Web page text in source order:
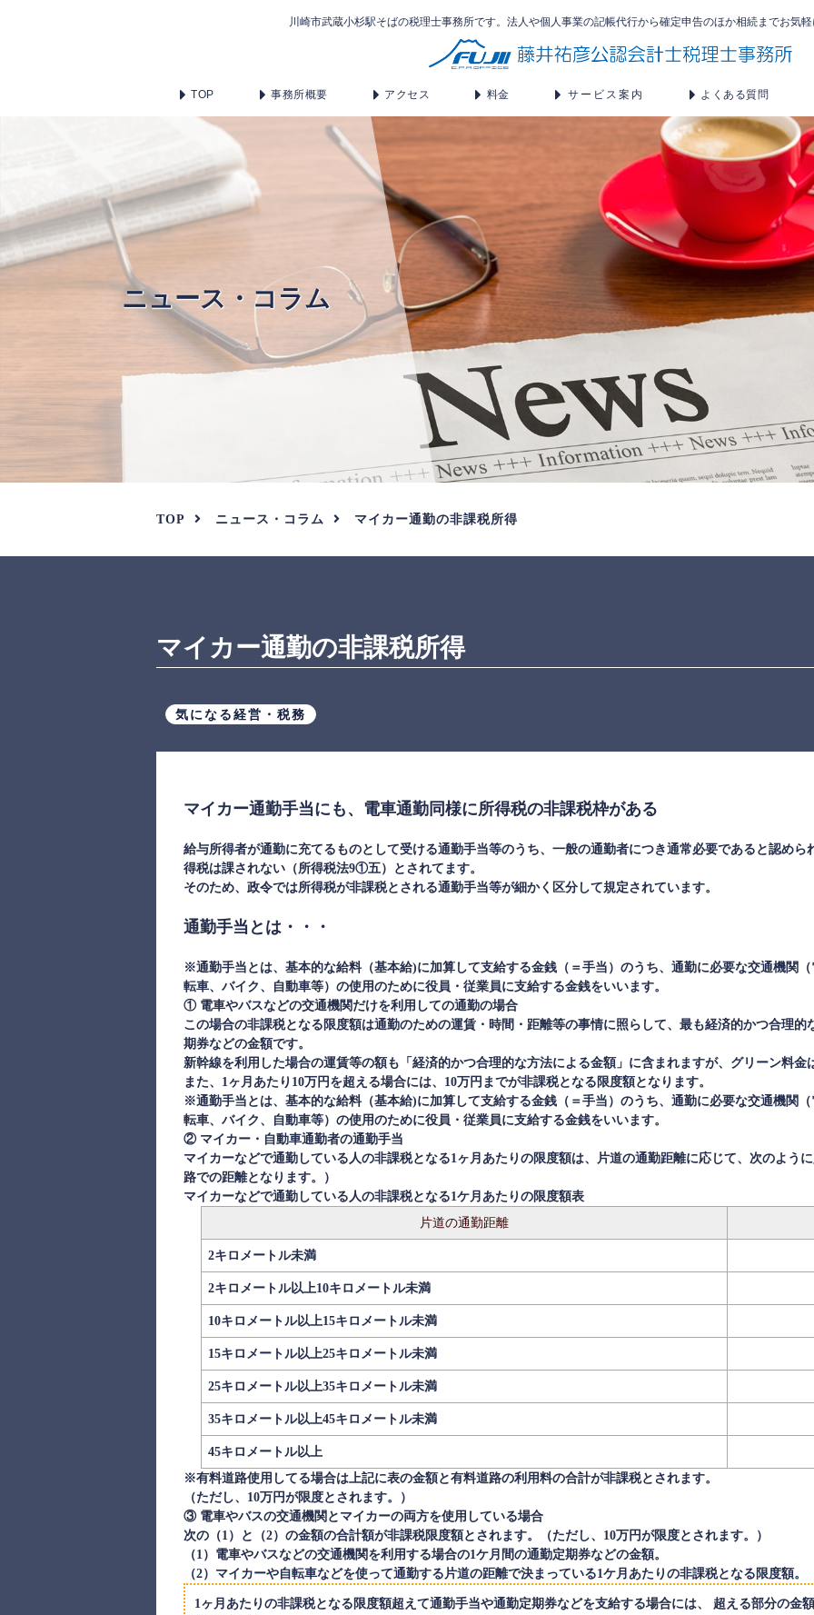
川崎市武蔵小杉駅そばの税理士事務所です。法人や個人事業の記帳代行から確定申告のほか相続までお気
TOP 事務所概要 アクセス 料金 サービス案内 よくある質問
ニュース・コラム
TOP ニュース・コラム マイカー通勤の非課税所得
マイカー通勤の非課税所得
気になる経営・税務
マイカー通勤手当にも、電車通勤同様に所得税の非課税枠がある
給与所得者が通勤に充てるものとして受ける通勤手当等のうち、一般の通勤者につき通常必要であると認め
得税は課されない（所得税法9①五）とされてます。
そのため、政令では所得税が非課税とされる通勤手当等が細かく区分して規定されています。
通勤手当とは・・・
※通勤手当とは、基本的な給料（基本給)に加算して支給する金銭（＝手当）のうち、通勤に必要な交通機関
転車、バイク、自動車等）の使用のために役員・従業員に支給する金銭をいいます。
① 電車やバスなどの交通機関だけを利用しての通勤の場合
この場合の非課税となる限度額は通勤のための運賃・時間・距離等の事情に照らして、最も経済的かつ合理
期券などの金額です。
新幹線を利用した場合の運賃等の額も「経済的かつ合理的な方法による金額」に含まれますが、グリーン料金
また、1ヶ月あたり10万円を超える場合には、10万円までが非課税となる限度額となります。
※通勤手当とは、基本的な給料（基本給)に加算して支給する金銭（＝手当）のうち、通勤に必要な交通機関
転車、バイク、自動車等）の使用のために役員・従業員に支給する金銭をいいます。
② マイカー・自動車通勤者の通勤手当
マイカーなどで通勤している人の非課税となる1ヶ月あたりの限度額は、片道の通勤距離に応じて、次のよう
路での距離となります。）
マイカーなどで通勤している人の非課税となる1ケ月あたりの限度額表
片道の通勤距離
2キロメートル未満
2キロメートル以上10キロメートル未満
10キロメートル以上15キロメートル未満
15キロメートル以上25キロメートル未満
25キロメートル以上35キロメートル未満
35キロメートル以上45キロメートル未満
45キロメートル以上
※有料道路使用してる場合は上記に表の金額と有料道路の利用料の合計が非課税とされます。
（ただし、10万円が限度とされます。）
③ 電車やバスの交通機関とマイカーの両方を使用している場合
次の（1）と（2）の金額の合計額が非課税限度額とされます。（ただし、10万円が限度とされます。）
（1）電車やバスなどの交通機関を利用する場合の1ケ月間の通勤定期券などの金額。
（2）マイカーや自転車などを使って通勤する片道の距離で決まっている1ケ月あたりの非課税となる限度額。
1ヶ月あたりの非課税となる限度額超えて通勤手当や通勤定期券などを支給する場合には、 超える部分の金